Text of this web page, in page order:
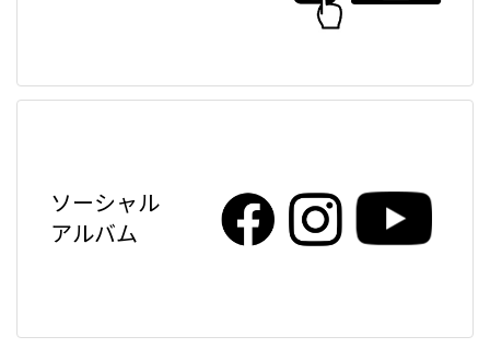
ソーシャル
アルバム